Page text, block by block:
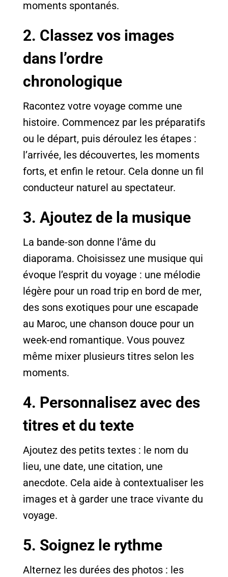
moments spontanés.
2. Classez vos images
dans l’ordre
chronologique
Racontez votre voyage comme une
histoire. Commencez par les préparatifs
ou le départ, puis déroulez les étapes :
l’arrivée, les découvertes, les moments
forts, et enfin le retour. Cela donne un fil
conducteur naturel au spectateur.
3. Ajoutez de la musique
La bande-son donne l’âme du
diaporama. Choisissez une musique qui
évoque l’esprit du voyage : une mélodie
légère pour un road trip en bord de mer,
des sons exotiques pour une escapade
au Maroc, une chanson douce pour un
week-end romantique. Vous pouvez
même mixer plusieurs titres selon les
moments.
4. Personnalisez avec des
titres et du texte
Ajoutez des petits textes : le nom du
lieu, une date, une citation, une
anecdote. Cela aide à contextualiser les
images et à garder une trace vivante du
voyage.
5. Soignez le rythme
Alternez les durées des photos : les